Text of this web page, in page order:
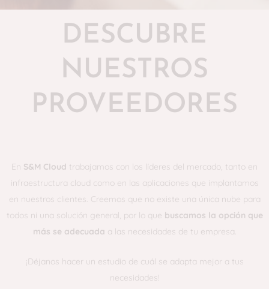
DESCUBRE
NUESTROS
PROVEEDORES
En S&M Cloud trabajamos con los líderes del mercado, tanto en
infraestructura cloud como en las aplicaciones que implantamos
en nuestros clientes. Creemos que no existe una única nube para
todos ni una solución general, por lo que buscamos la opción que
más se adecuada a las necesidades de tu empresa.
¡Déjanos hacer un estudio de cuál se adapta mejor a tus
necesidades!